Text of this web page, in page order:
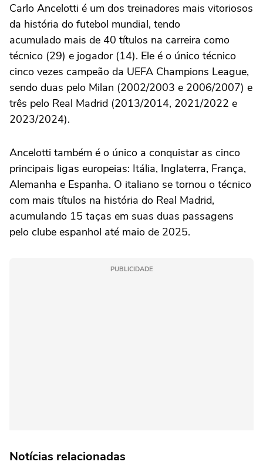
Carlo Ancelotti é um dos treinadores mais vitoriosos
da história do futebol mundial, tendo
acumulado mais de 40 títulos na carreira como
técnico (29) e jogador (14). Ele é o único técnico
cinco vezes campeão da UEFA Champions League,
sendo duas pelo Milan (2002/2003 e 2006/2007) e
três pelo Real Madrid (2013/2014, 2021/2022 e
2023/2024).
Ancelotti também é o único a conquistar as cinco
principais ligas europeias: Itália, Inglaterra, França,
Alemanha e Espanha. O italiano se tornou o técnico
com mais títulos na história do Real Madrid,
acumulando 15 taças em suas duas passagens
pelo clube espanhol até maio de 2025.
PUBLICIDADE
Notícias relacionadas